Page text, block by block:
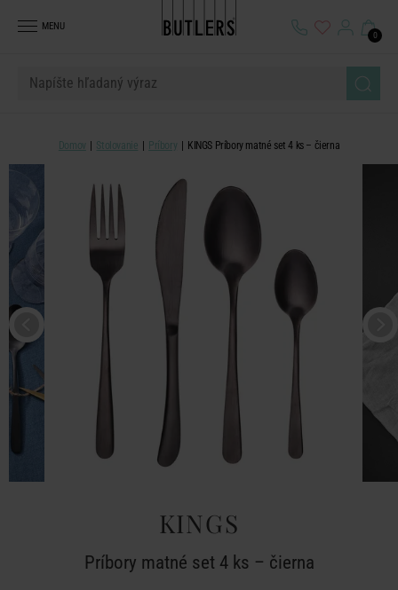
MENU
0
Domov Stolovanie Príbory KINGS Príbory matné set 4 ks – čierna
KINGS
Príbory matné set 4 ks – čierna